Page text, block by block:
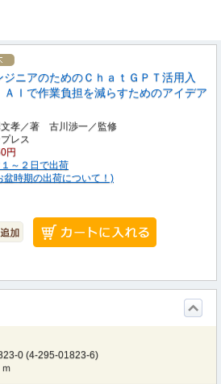
ジニアのためのＣｈａｔＧＰＴ活用入
Ｉで作業負担を減らすためのアイデア
文孝／著 古川渉一／監修
レス
円
～２日で出荷
盆時期の出荷について！)
0 (4-295-01823-6)